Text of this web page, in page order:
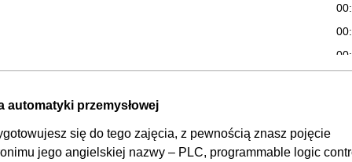
automatyki przemysłowej
się do tego zajęcia, z pewnością znasz pojęcie
jego angielskiej nazwy – PLC, programmable logic